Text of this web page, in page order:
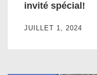
invité spécial!
JUILLET 1, 2024